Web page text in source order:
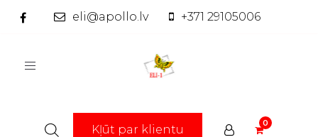
eli@apollo.lv +371 29105006
Toggle
Kļūt par klientu